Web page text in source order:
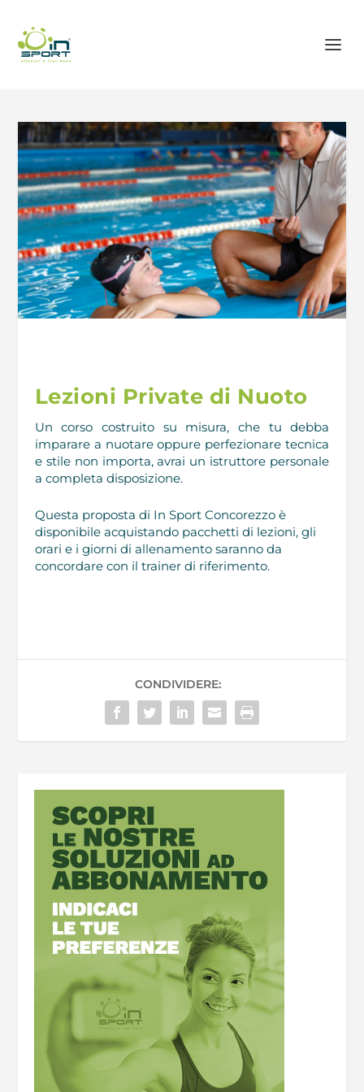
Lezioni Private di Nuoto
Un corso costruito su misura, che tu debba
imparare a nuotare oppure perfezionare tecnica
e stile non importa, avrai un istruttore personale
a completa disposizione.
Questa proposta di In Sport Concorezzo è
disponibile acquistando pacchetti di lezioni, gli
orari e i giorni di allenamento saranno da
concordare con il trainer di riferimento.
CONDIVIDERE: